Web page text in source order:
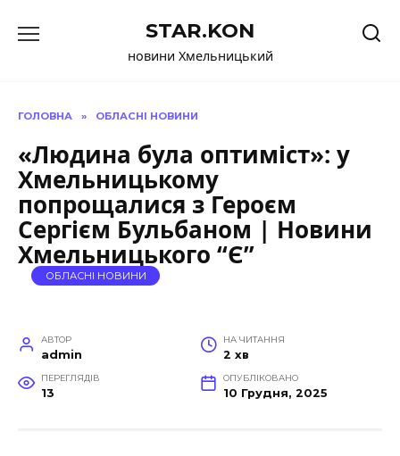
до
STAR.KON
новини Хмельницький
ГОЛОВНА » ОБЛАСНІ НОВИНИ
«Людина була оптиміст»: у
Хмельницькому
попрощалися з Героєм
Сергієм Бульбаном | Новини
Хмельницького “Є”
ОБЛАСНІ НОВИНИ
АВТОР
admin
НА ЧИТАННЯ
2 хв
ПЕРЕГЛЯДІВ
13
ОПУБЛІКОВАНО
10 Грудня, 2025